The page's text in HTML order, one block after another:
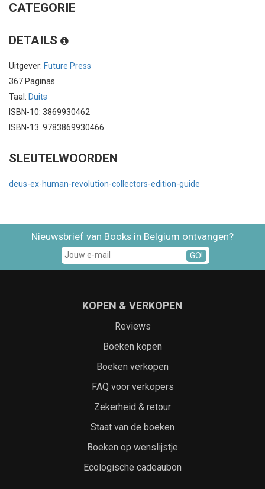
CATEGORIE
DETAILS
Uitgever: Future Press
367 Paginas
Taal: Duits
ISBN-10: 3869930462
ISBN-13: 9783869930466
SLEUTELWOORDEN
deus-ex-human-revolution-collectors-edition-guide
Nieuwsbrief van Books in Belgium ontvangen?
GO!
KOPEN & VERKOPEN
Reviews
Boeken kopen
Boeken verkopen
FAQ voor verkopers
Zekerheid & retour
Staat van de boeken
Boeken op wenslijstje
Ecologische cadeaubon